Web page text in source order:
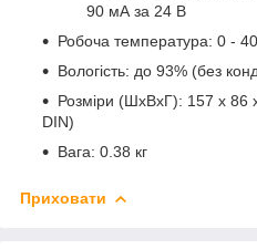
90 мА за 24 В
Робоча температура: 0 -
Вологість: до 93% (без
Розміри (ШхВхГ): 157 х
DIN)
Вага: 0.38 кг
Приховати